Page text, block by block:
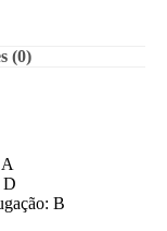
(0)
D
B